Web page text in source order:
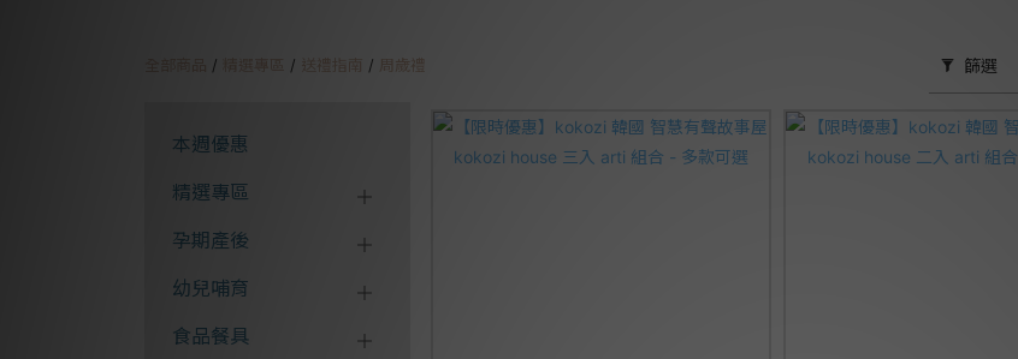
/ / 送禮指南 / 周歲禮
本週優惠
精選專區
孕期產後
幼兒哺育
食品餐具
篩選